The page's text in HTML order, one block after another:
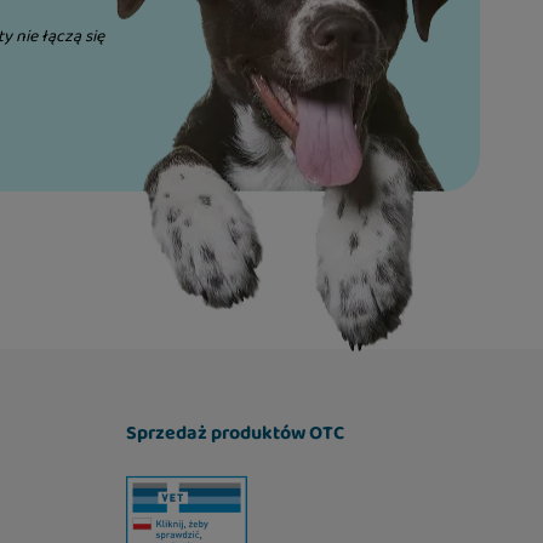
nie łączą się
Sprzedaż produktów OTC